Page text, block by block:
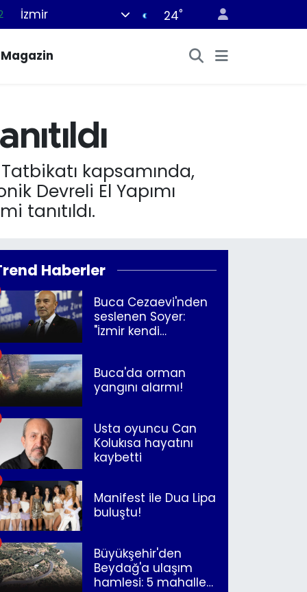
İzmir 24°
Magazin
kapsamında,
Dev­reli El Yapımı
tanıtıldı.
Haberler
Buca Cezaevi'nden
seslenen Soyer:
"İzmir kendi
Buca'da orman
yangını alarmı!
Usta oyuncu Can
Kolukısa hayatını
kaybetti
Manifest ile Dua Lipa
buluştu!
Büyükşehir'den
Beydağ'a ulaşım
hamlesi: 5 mahalle